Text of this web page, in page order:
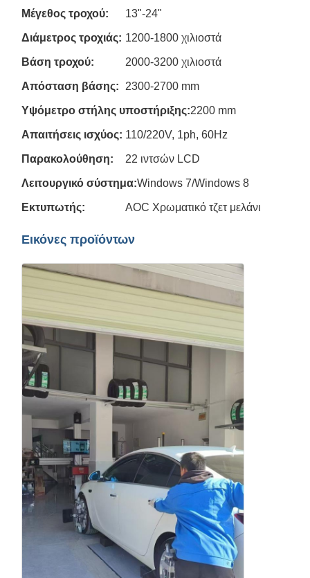
Μέγεθος τροχού:
13"-24"
Διάμετρος τροχιάς: 1200-1800 χιλιοστά
Βάση τροχού:
2000-3200 χιλιοστά
Απόσταση βάσης:
2300-2700 mm
Υψόμετρο στήλης υποστήριξης:2200 mm
Απαιτήσεις ισχύος: 110/220V, 1ph, 60Hz
Παρακολούθηση:
22 ιντσών LCD
Λειτουργικό σύστημα:Windows 7/Windows 8
Εκτυπωτής:
AOC Χρωματικό τζετ μελάνι
Εικόνες προϊόντων